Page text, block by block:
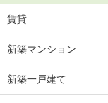
賃貸
新築マンション
新築一戸建て